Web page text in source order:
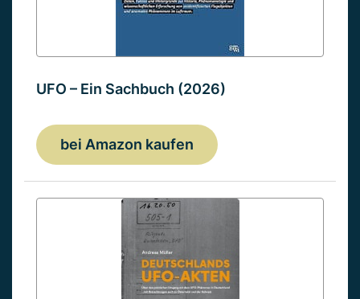
UFO – Ein Sachbuch (2026)
bei Amazon kaufen